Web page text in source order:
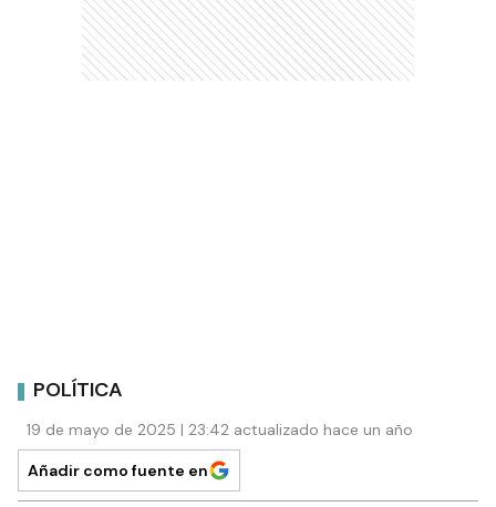
POLÍTICA
19 de mayo de 2025 | 23:42 actualizado hace un año
Añadir como fuente en